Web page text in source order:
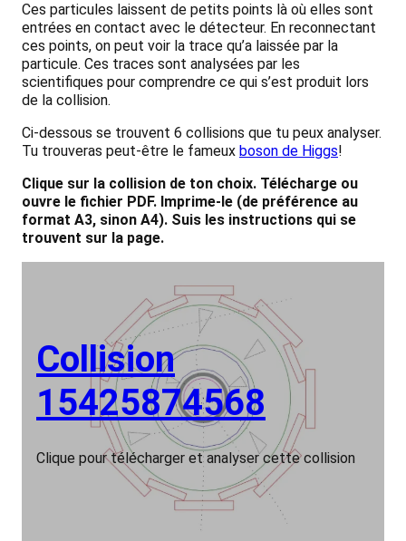
Ces particules laissent de petits points là où elles sont
entrées en contact avec le détecteur. En reconnectant
ces points, on peut voir la trace qu’a laissée par la
particule. Ces traces sont analysées par les
scientifiques pour comprendre ce qui s’est produit lors
de la collision.
Ci-dessous se trouvent 6 collisions que tu peux analyser.
Tu trouveras peut-être le fameux boson de Higgs!
Clique sur la collision de ton choix. Télécharge ou
ouvre le fichier PDF. Imprime-le (de préférence au
format A3, sinon A4). Suis les instructions qui se
trouvent sur la page.
Collision
15425874568
Clique pour télécharger et analyser cette collision